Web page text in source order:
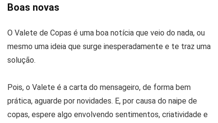
Boas novas
O Valete de Copas é uma boa notícia que veio do nada, ou
mesmo uma ideia que surge inesperadamente e te traz uma
solução.
Pois, o Valete é a carta do mensageiro, de forma bem
prática, aguarde por novidades. E, por causa do naipe de
copas, espere algo envolvendo sentimentos, criatividade e